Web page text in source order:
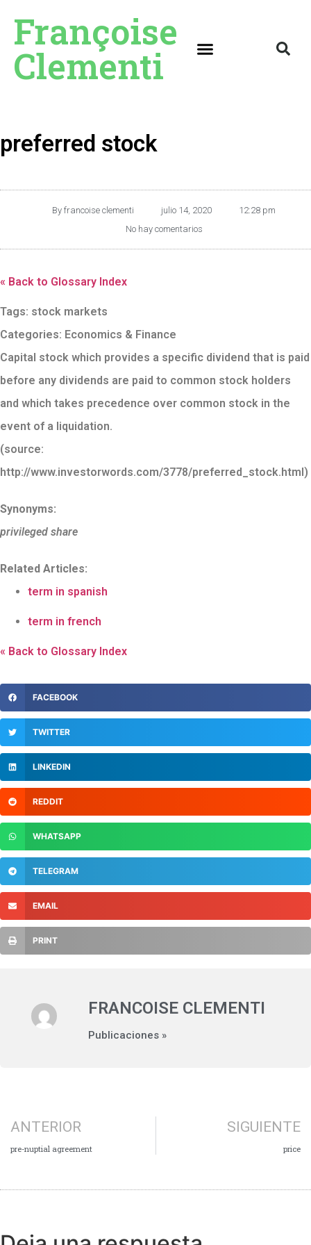
Françoise
Clementi
preferred stock
By francoise clementi julio 14, 2020
12:28 pm
No hay comentarios
« Back to Glossary Index
Tags: stock markets
Categories: Economics & Finance
Capital stock which provides a specific dividend that is paid
before any dividends are paid to common stock holders
and which takes precedence over common stock in the
event of a liquidation.
(source:
http://www.investorwords.com/3778/preferred_stock.html)
Synonyms:
privileged share
Related Articles:
term in spanish
term in french
« Back to Glossary Index
FACEBOOK
TWITTER
LINKEDIN
REDDIT
WHATSAPP
TELEGRAM
EMAIL
PRINT
FRANCOISE CLEMENTI
Publicaciones »
ANTERIOR
pre-nuptial agreement
SIGUIENTE
price